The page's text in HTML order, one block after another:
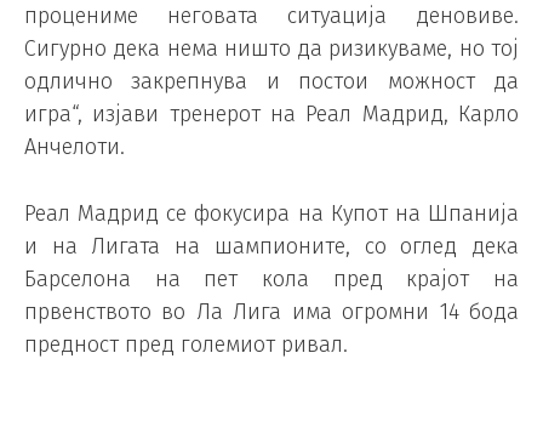
процениме неговата ситуација деновиве.
Сигурно дека нема ништо да ризикуваме, но тој
одлично закрепнува и постои можност да
игра“, изјави тренерот на Реал Мадрид, Карло
Анчелоти.
Реал Мадрид се фокусира на Купот на Шпанија
и на Лигата на шампионите, со оглед дека
Барселона на пет кола пред крајот на
првенството во Ла Лига има огромни 14 бода
предност пред големиот ривал.